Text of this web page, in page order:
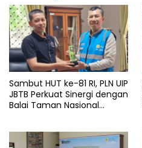
Sambut HUT ke-81 RI, PLN UIP
JBTB Perkuat Sinergi dengan
Balai Taman Nasional
kV Paiton–